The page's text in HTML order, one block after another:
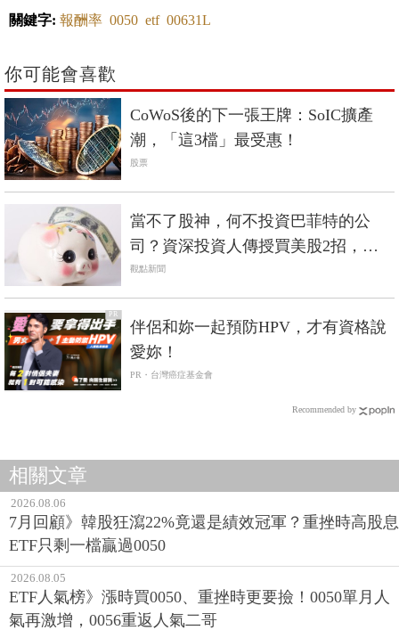
關鍵字: 報酬率 0050 etf 00631L
你可能會喜歡
CoWoS後的下一張王牌：SoIC擴產
潮，「這3檔」最受惠！
股票
當不了股神，何不投資巴菲特的公
司？資深投資人傳授買美股2招，輕
鬆入主當股東
觀點新聞
PR
伴侶和妳一起預防HPV，才有資格說
愛妳！
PR・台灣癌症基金會
Recommended by
相關文章
2026.08.06
7月回顧》韓股狂瀉22%竟還是績效冠軍？重挫時高股息
ETF只剩一檔贏過0050
2026.08.05
ETF人氣榜》漲時買0050、重挫時更要撿！0050單月人
氣再激增，0056重返人氣二哥